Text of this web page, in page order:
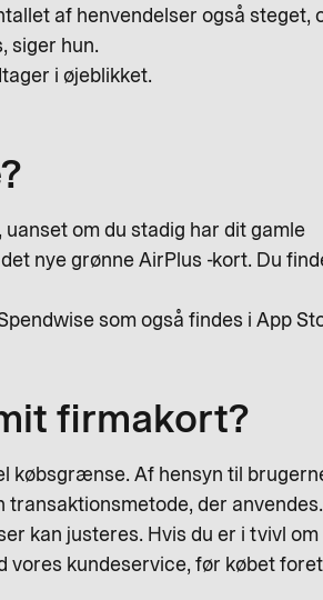
af henvendelser også steget,
siger hun.
i øjeblikket.
om du stadig har dit gamle
nye grønne AirPlus -kort. Du
som også findes i App
firmakort?
Af hensyn til
der
kan justeres. Hvis du er i tvivl om
vores kundeservice, før købet